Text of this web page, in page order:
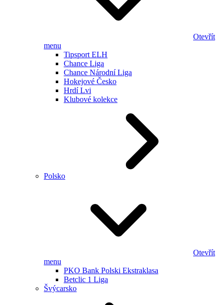
Otevřít
menu
Tipsport ELH
Chance Liga
Chance Národní Liga
Hokejové Česko
Hrdí Lvi
Klubové kolekce
Polsko
Otevřít
menu
PKO Bank Polski Ekstraklasa
Betclic 1 Liga
Švýcarsko